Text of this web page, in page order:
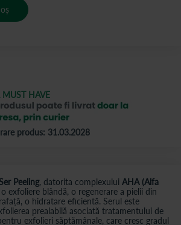
MUST HAVE
produs: 31.03.2028
Ser Peeling, datorita complexului AHA (Alfa
exfoliere blândă, o regenerare a pielii din
o hidratare eficientă. Serul este
prealabilă asociată tratamentului de
exfolieri săptămânale, care cresc gradul